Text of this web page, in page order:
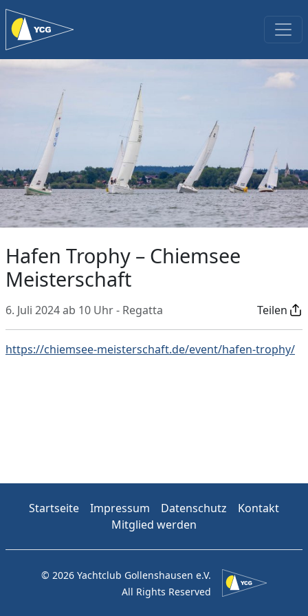
Hafen Trophy – Chiemsee
Meisterschaft
6. Juli 2024 ab 10 Uhr - Regatta Teilen
https://chiemsee-meisterschaft.de/event/hafen-trophy/
Startseite Impressum Datenschutz
Kontakt
Mitglied werden
© 2026 Yachtclub Gollenshausen e.V.
All Rights Reserved